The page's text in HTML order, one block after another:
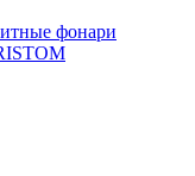
фонари